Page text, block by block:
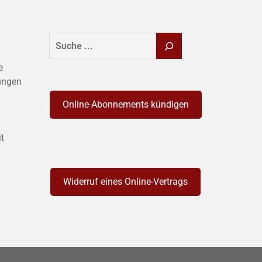
SUCHEN
Online-Abonnements kündigen
Widerruf eines Online-Vertrags